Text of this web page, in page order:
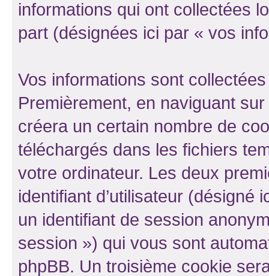
informations qui ont collectées
part (désignées ici par « vos
Vos informations sont
Premièrement, en naviguant
créera un certain nombre de
téléchargés dans les fichiers
votre ordinateur. Les deux
identifiant d’utilisateur (désigné
un identifiant de session
session ») qui vous sont
phpBB. Un troisième cookie